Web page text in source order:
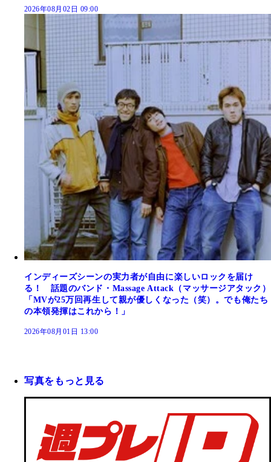
2026年08月02日 09:00
インディーズシーンの実力者が自由に楽しいロックを届け
る！ 話題のバンド・Massage Attack（マッサージアタック）
「MVが25万回再生して親が優しくなった（笑）。でも俺たち
の本領発揮はこれから！」
2026年08月01日 13:00
写真をもっと見る